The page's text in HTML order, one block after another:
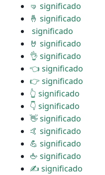
🤜 significado
🤞 significado
️ significado
🤘 significado
👌 significado
👈 significado
👉 significado
👆 significado
👇 significado
👋 significado
🤙 significado
💪 significado
🖕 significado
✍ significado